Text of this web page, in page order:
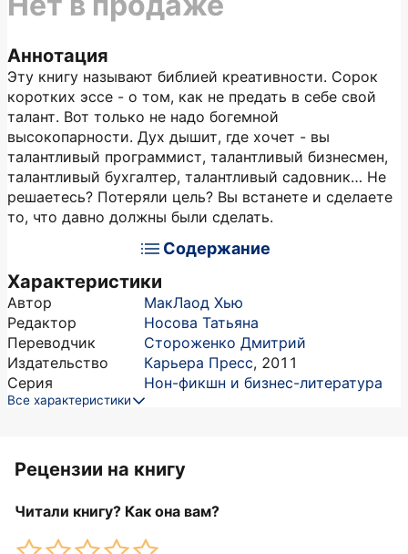
Аннотация
Эту книгу называют библией креативности. Сорок
коротких эссе - о том, как не предать в себе свой
талант. Вот только не надо богемной
высокопарности. Дух дышит, где хочет - вы
талантливый программист, талантливый бизнесмен,
талантливый бухгалтер, талантливый садовник… Не
решаетесь? Потеряли цель? Вы встанете и сделаете
то, что давно должны были сделать.
Содержание
Характеристики
Автор
МакЛаод Хью
Редактор
Носова Татьяна
Переводчик
Стороженко Дмитрий
Издательство
Карьера Пресс, 2011
Серия
Нон-фикшн и бизнес-литература
Все характеристики
Рецензии на книгу
Читали книгу? Как она вам?